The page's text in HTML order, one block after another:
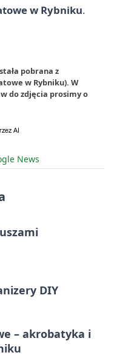
w Rybniku.
pobrana z
w Rybniku). W
do zdjęcia prosimy o
News
DIY
– akrobatyka i